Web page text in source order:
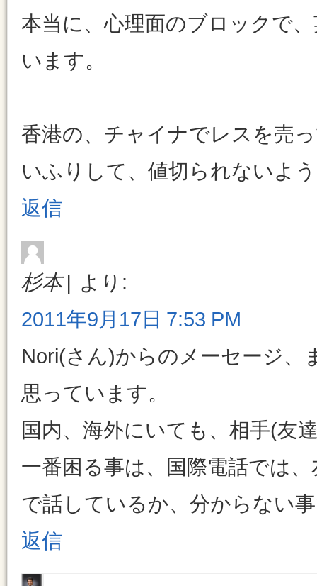
本当に、心理面のブロックで
います。
香港の、チャイナでレスを売
いふりして、値切られないよ
返信
杉本
より:
2011年9月17日 7:53 PM
Nori(さん)からのメーセージ、
思っています。
国内、海外にいても、相手(友
一番困る事は、国際電話では
で話しているか、分からない
返信